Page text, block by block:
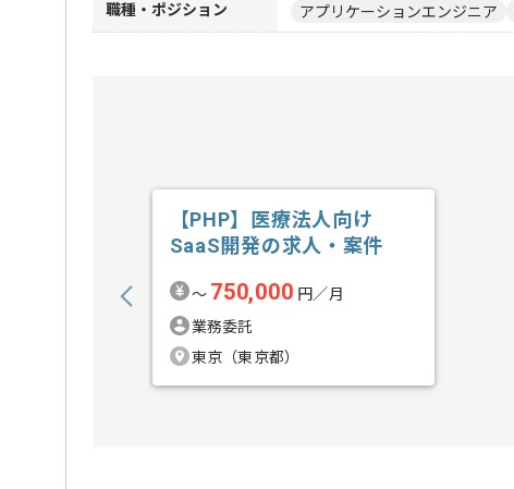
職種・ポジション アプリケーションエンジニア
【PHP】医療法人向け
SaaS開発の求人・案件
〜 750,000 円／月
業務委託
東京（東京都）